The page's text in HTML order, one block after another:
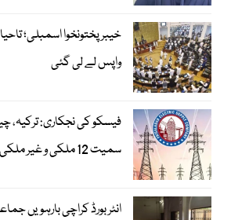
خیبرپختونخوا اسمبلی؛
واپس لے لی گئی
فیسکو کی نجکاری: ترکیہ،
سمیت 12 ملکی و غیر ملکی گروپ میدان میں
انٹر بورڈ کراچی بارہویں